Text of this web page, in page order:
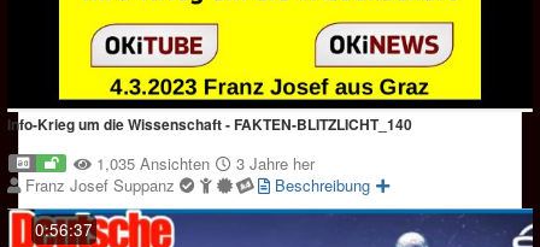
Info-Krieg um die Wissenschaft - FAKTEN-BLITZLICHT_140
1,035 Ansichten
3 Jahre her
Franz Josef Suppanz
Beschreibung
0:56:37